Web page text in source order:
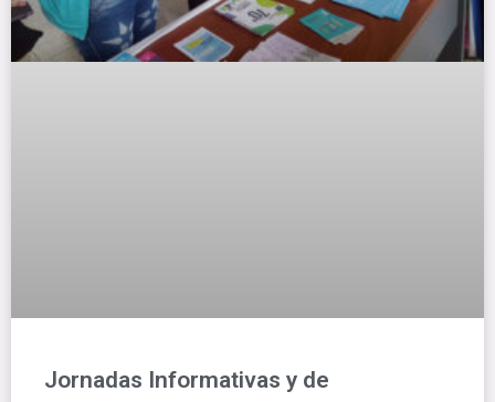
Jornadas Informativas y de